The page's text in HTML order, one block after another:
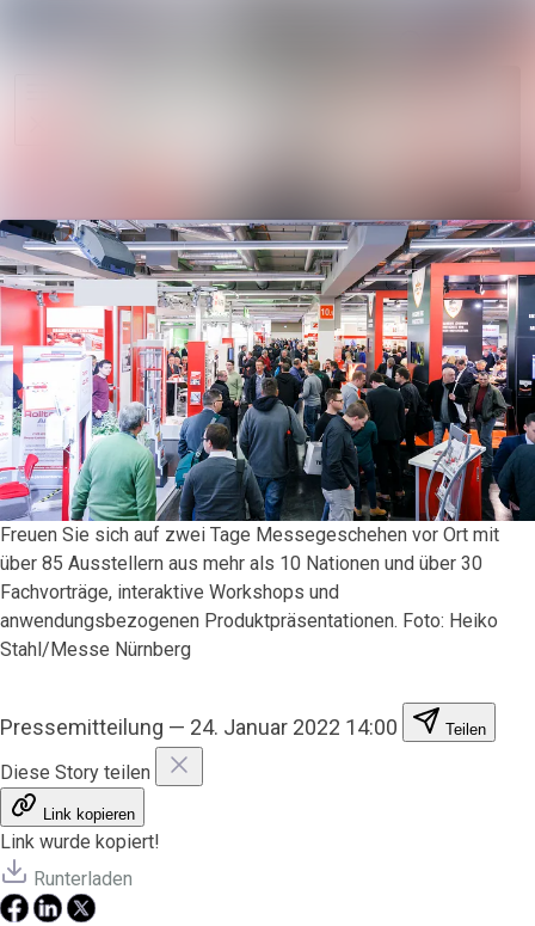
Freuen Sie sich auf zwei Tage Messegeschehen vor Ort mit
über 85 Ausstellern aus mehr als 10 Nationen und über 30
Fachvorträge, interaktive Workshops und
anwendungsbezogenen Produktpräsentationen. Foto: Heiko
Stahl/Messe Nürnberg
Pressemitteilung — 24. Januar 2022 14:00 Teilen
Diese Story teilen
Link kopieren
Link wurde kopiert!
Runterladen